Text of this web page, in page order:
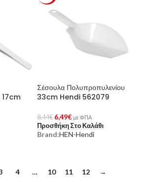
17cm
Σέσουλα Πολυπροπυλενίου
33cm Hendi 562079
8,44€ 6,49€ με ΦΠΑ
Προσθήκη Στο Καλάθι
Brand:HEN-Hendi
4 … 10 11 12 →